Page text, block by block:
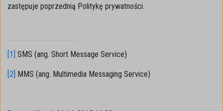
zastępuje poprzednią Politykę prywatności.
[1] SMS (ang. Short Message Service)
[2] MMS (ang. Multimedia Messaging Service)